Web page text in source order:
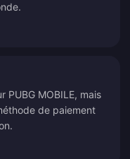
PUBG MOBILE, mais
de paiement